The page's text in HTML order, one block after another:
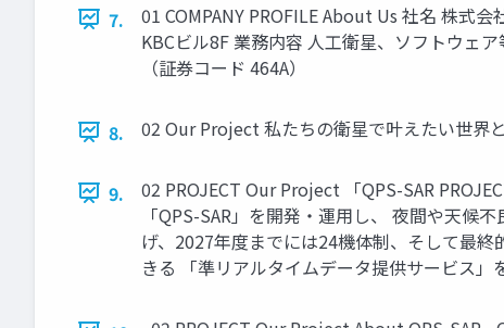
7.
01 COMPANY PROFILE About Us 社名 株式
KBCビル8F 業務内容 人工衛星、ソフトウェ
（証券コード 464A）
8. 02 Our Project 私たちの衛星で叶えたい世界
9.
02 PROJECT Our Project 「QPS-SAR
「QPS-SAR」を開発・運用し、 夜間や天候
げ、2027年度までには24機体制、そして最
きる 「準リアルタイムデータ提供サービス」